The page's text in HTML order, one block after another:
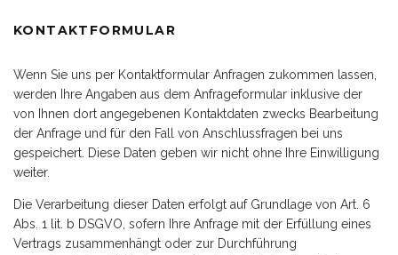
KONTAKTFORMULAR
Wenn Sie uns per Kontaktformular Anfragen zukommen lassen,
werden Ihre Angaben aus dem Anfrageformular inklusive der
von Ihnen dort angegebenen Kontaktdaten zwecks Bearbeitung
der Anfrage und für den Fall von Anschlussfragen bei uns
gespeichert. Diese Daten geben wir nicht ohne Ihre Einwilligung
weiter.
Die Verarbeitung dieser Daten erfolgt auf Grundlage von Art. 6
Abs. 1 lit. b DSGVO, sofern Ihre Anfrage mit der Erfüllung eines
Vertrags zusammenhängt oder zur Durchführung